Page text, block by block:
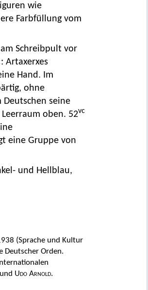
wie
Farbfüllung vom
am Schreibpult vor
Artaxerxes
Hand. Im
ohne
seine
oben. 52vc
eine Gruppe von
und Hellblau,
(Sprache und Kultur
Deutscher Orden.
Udo Arnold.